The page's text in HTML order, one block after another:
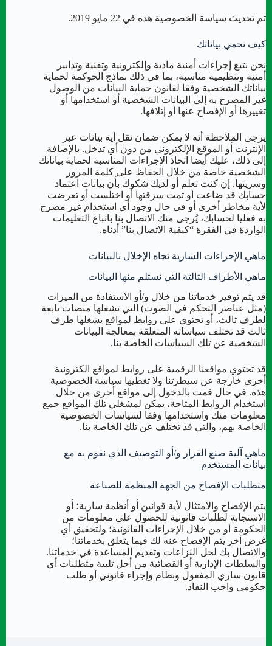
تم تحديث سياسة الخصوصية هذه في 22 مايو 2019.
كيف نحمي بياناتك
نحن نتبع إجراءات أمنية مادية وإلكترونية وتقنية وتدابير
أمنية وتنظيمية مناسبة، بما في ذلك نماذج الحوكمة لحماية
بياناتك الشخصية وفقا لقانون حماية البيانات من الوصول
غير المصرح به إلى البيانات الشخصية أو استخدامها أو
تغييرها أو الإفصاح عنها أو إتلافها.
يرجى الملاحظة أنه لا يمكن ضمان نقل أية بيانات عبر
الإنترنت أو الموقع الإلكتروني من دون أي تدخل. بالإضافة
إلى ذلك، عليك أيضا اتخاذ الإجراءات المناسبة لحماية بياناتك
الشخصية خاصة من خلال الحفاظ على كلمة المرور
وسريتها. إن كنت تعلم أو لديك شكوك بأن بيانات اعتماد
حسابك قد ضاعت أو تمت سرقتها أو اختلست أو تعرضت
لأية مخاطر أخرى أو في حال وجود أي استخدام غير مصرح
به فعليا لحسابك، يُرجى منك الاتصال بنا باتباع التعليمات
الواردة في الفقرة “كيفية الاتصال بنا” أدناه.
ماهي الإجراءات السارية تجاه الإخلال بالبيانات
ماهي الأطراف الثالثة التي نستلم منها البيانات
قد يتم توفير خدماتنا من خلال و/أو الاستفادة من الميزات
(مثل عناصر التحكم في الصوت) التي تشغلها منصات تابعة
لطرف ثالث، أو تحتوي على روابط لمواقع يشغلها طرف
ثالث قد تختلف سياساته المتعلقة بمعالجة البيانات
الشخصية عن تلك السياسات الخاصة بنا.
قد تحتوي مواقعنا الرقمية على روابط لمواقع الكترونية
أخرى خارجة عن سيطرتنا ولا تغطيها سياسة الخصوصية
هذه. في حال قمت بالدخول إلى مواقع أخرى من خلال
استخدام الروابط المتاحة، يمكن لمشغلي تلك المواقع جمع
معلومات منك واستخدامها وفقا لسياسات الخصوصية
الخاصة بهم، والتي قد تختلف عن تلك الخاصة بنا.
ماهي آلية صنع القرار و/أو التوصيف الذي نقوم به مع
بيانات المستخدم
متطلبات الإفصاح من الجهة المنظمة للصناعة
يتم الإفصاح والامتثال لأية قوانين أو أنظمة سارية؛ أو
الاستجابة لطلبات قانونية للحصول على معلومات من
الحكومة أو من خلال الإجراءات القانونية؛ ولتحقيق أي
غرض آخر يتم الإفصاح عنه لك فيما يتعلق بخدماتنا؛
والاتصال بك لحل النزاعات وتقديم المساعدة في خدماتنا.
والسلطات الإدارية أو القضائية من أجل تلبية متطلبات أي
قانون ساري المفعول ونظام وإجراء قانوني أو طلب
حكومي واجب النفاذ.